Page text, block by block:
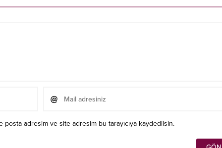
posta adresim ve site adresim bu tarayıcıya kaydedilsin.